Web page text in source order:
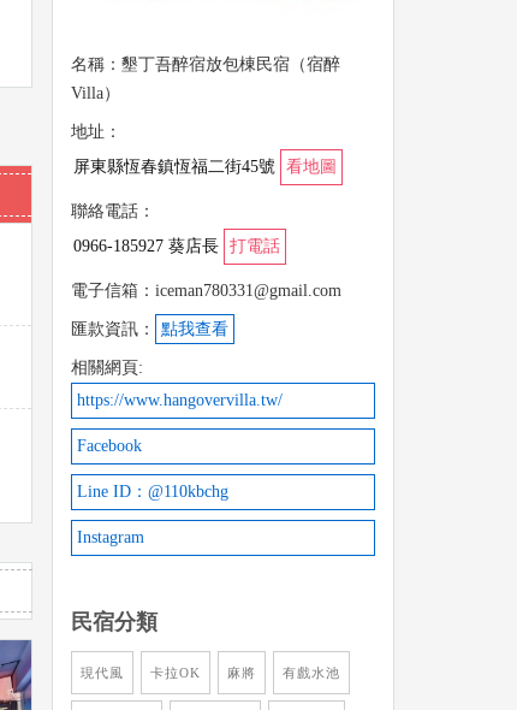
名稱：墾丁吾醉宿放包棟民宿（宿醉
Villa）
地址：
屏東縣恆春鎮恆福二街45號 看地圖
聯絡電話：
0966-185927 葵店長 打電話
電子信箱：iceman780331@gmail.com
匯款資訊： 點我查看
相關網頁:
https://www.hangovervilla.tw/
Facebook
Line ID：@110kbchg
Instagram
民宿分類
現代風 卡拉OK 麻將 有戲水池